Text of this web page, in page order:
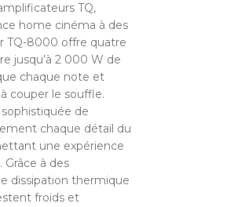
TQ,
home cinéma à des
TQ-8000 offre quatre
jusqu’à 2 000 W de
chaque note et
couper le souffle.
de
chaque détail du
une expérience
à des
dissipation thermique
froids et